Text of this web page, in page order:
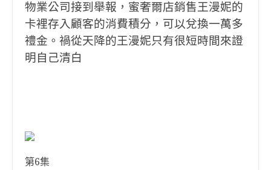
物業公司接到舉報，蜜奢爾店銷售王漫妮的
卡裡存入顧客的消費積分，可以兌換一萬多
禮金。禍從天降的王漫妮只有很短時間來證
明自己清白
第6集